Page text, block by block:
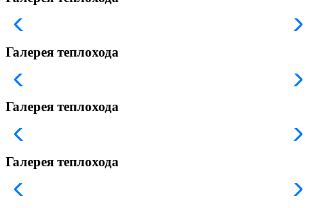
Галерея теплохода
Галерея теплохода
Галерея теплохода